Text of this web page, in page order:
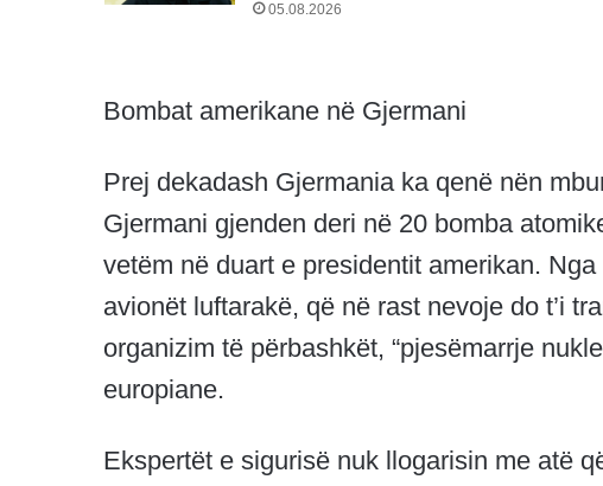
05.08.2026
Bombat amerikane në Gjermani
Prej dekadash Gjermania ka qenë nën
Gjermani gjenden deri në 20 bomba
vetëm në duart e presidentit amerikan.
avionët luftarakë, që në rast nevoje do t’i
organizim të përbashkët, “pjesëmarrje
europiane.
Ekspertët e sigurisë nuk llogarisin me atë